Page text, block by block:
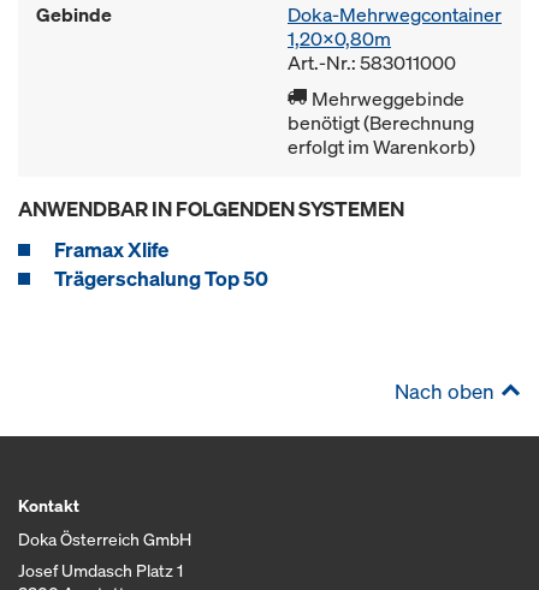
Gebinde
Doka-Mehrwegcontainer
1,20x0,80m
Art.-Nr.: 583011000
Mehrweggebinde
benötigt (Berechnung
erfolgt im Warenkorb)
ANWENDBAR IN FOLGENDEN SYSTEMEN
Framax Xlife
Trägerschalung Top 50
Nach oben
Kontakt
Doka Österreich GmbH
Josef Umdasch Platz 1